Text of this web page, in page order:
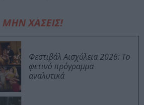
ΜΗΝ ΧΑΣΕΙΣ!
Φεστιβάλ Αισχύλεια 2026: Το
φετινό πρόγραμμα
αναλυτικά